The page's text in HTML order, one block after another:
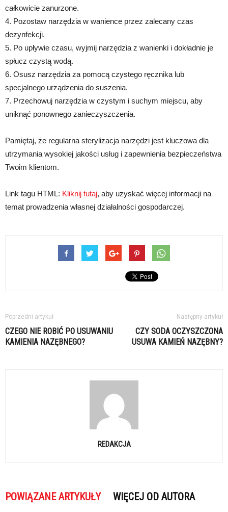
całkowicie zanurzone.
4. Pozostaw narzędzia w wanience przez zalecany czas
dezynfekcji.
5. Po upływie czasu, wyjmij narzędzia z wanienki i dokładnie je
spłucz czystą wodą.
6. Osusz narzędzia za pomocą czystego ręcznika lub
specjalnego urządzenia do suszenia.
7. Przechowuj narzędzia w czystym i suchym miejscu, aby
uniknąć ponownego zanieczyszczenia.
Pamiętaj, że regularna sterylizacja narzędzi jest kluczowa dla
utrzymania wysokiej jakości usług i zapewnienia bezpieczeństwa
Twoim klientom.
Link tagu HTML: Kliknij tutaj, aby uzyskać więcej informacji na
temat prowadzenia własnej działalności gospodarczej.
Poprzedni artykuł
CZEGO NIE ROBIĆ PO USUWANIU
KAMIENIA NAZĘBNEGO?
Następny artykuł
CZY SODA OCZYSZCZONA
USUWA KAMIEŃ NAZĘBNY?
REDAKCJA
POWIĄZANE ARTYKUŁY WIĘCEJ OD AUTORA